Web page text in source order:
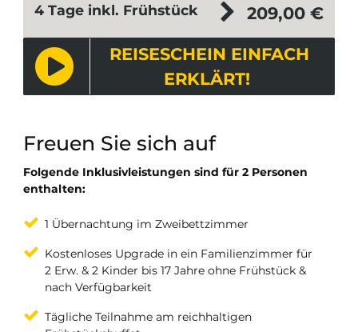
Freuen Sie sich auf
Folgende Inklusivleistungen sind für 2 Personen
enthalten:
1 Übernachtung im Zweibettzimmer
Kostenloses Upgrade in ein Familienzimmer für
2 Erw. & 2 Kinder bis 17 Jahre ohne Frühstück &
nach Verfügbarkeit
Tägliche Teilnahme am reichhaltigen
4 Tage inkl. Frühstück 209,00 €
REISESCHEIN EINFACH
ERKLÄRT!